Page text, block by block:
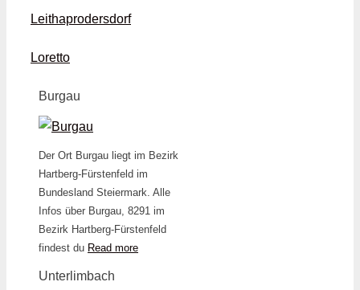
Leithaprodersdorf
Loretto
Burgau
Der Ort Burgau liegt im Bezirk
Hartberg-Fürstenfeld im
Bundesland Steiermark. Alle
Infos über Burgau, 8291 im
Bezirk Hartberg-Fürstenfeld
findest du Read more
Unterlimbach